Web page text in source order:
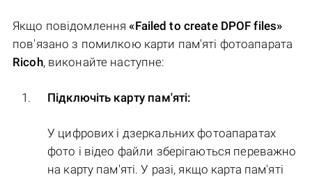
Якщо повідомлення«Failed to create DPOF files»
пов'язано з помилкою карти пам'яті фотоапарата
Ricoh, виконайте наступне:
Підключіть карту пам'яті:
У цифрових і дзеркальних фотоапаратах
фото і відео файли зберігаються переважно
на карту пам'яті. У разі, якщо карта пам'яті